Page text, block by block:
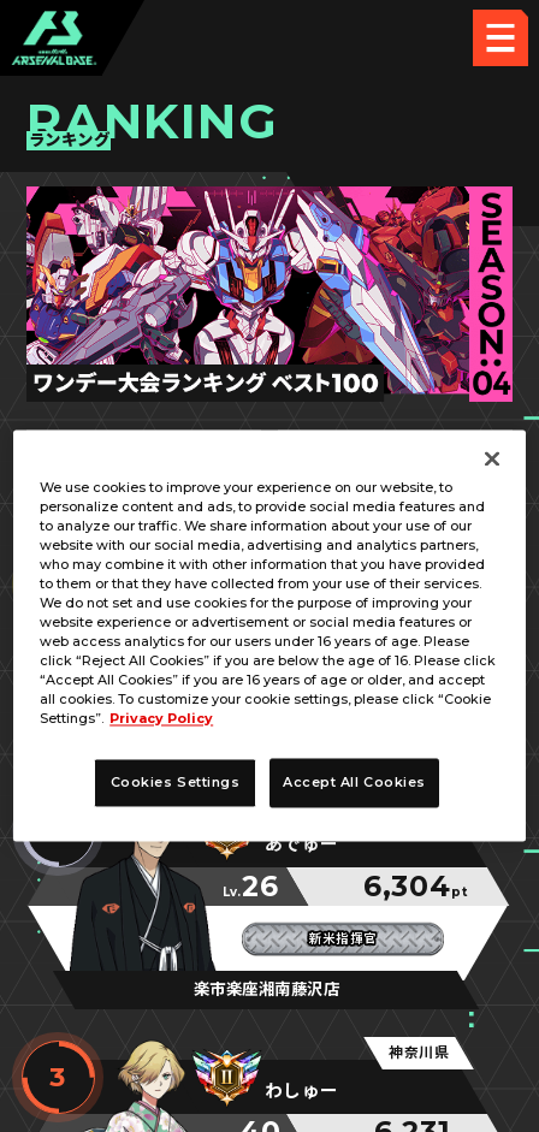
RANKING
ランキング
1
東京都
ジェシカ
Lv.30 6,369pt
ノリス☆始めました
ノリス☆始めました
ノリス☆始めました
神奈川県
あでゅー
Lv.26 6,304pt
新米指揮官
新米指揮官
新米指揮官
楽市楽座湘南藤沢店
3
神奈川県
わしゅー
We use cookies to improve your experience on our website, to
personalize content and ads, to provide social media features and
to analyze our traffic. We share information about your use of our
website with our social media, advertising and analytics partners,
who may combine it with other information that you have provided
to them or that they have collected from your use of their services.
We do not set and use cookies for the purpose of improving your
website experience or advertisement or social media features or
web access analytics for our users under 16 years of age. Please
click “Reject All Cookies” if you are below the age of 16. Please click
“Accept All Cookies” if you are 16 years of age or older, and accept
all cookies. To customize your cookie settings, please click “Cookie
Settings”. Privacy Policy
Cookies Settings Accept All Cookies